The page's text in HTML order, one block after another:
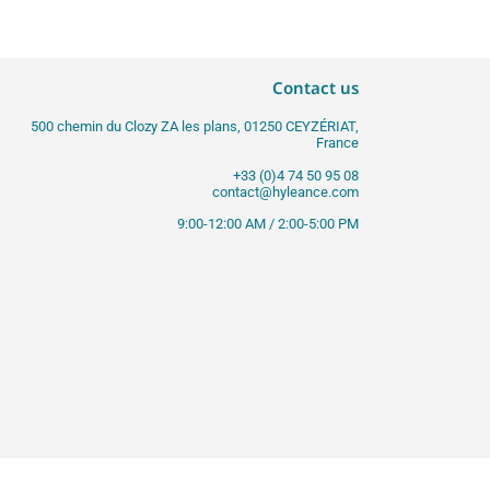
Contact us
500 chemin du Clozy ZA les plans, 01250 CEYZÉRIAT,
France
+33 (0)4 74 50 95 08
contact@hyleance.com
9:00-12:00 AM / 2:00-5:00 PM